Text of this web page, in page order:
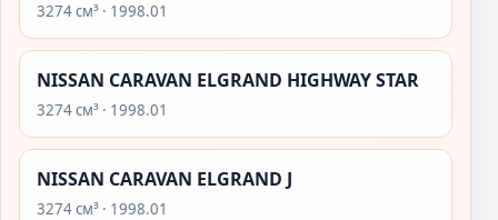
3274 см³ · 1998.01
NISSAN CARAVAN ELGRAND HIGHWAY STAR
3274 см³ · 1998.01
NISSAN CARAVAN ELGRAND J
3274 см³ · 1998.01